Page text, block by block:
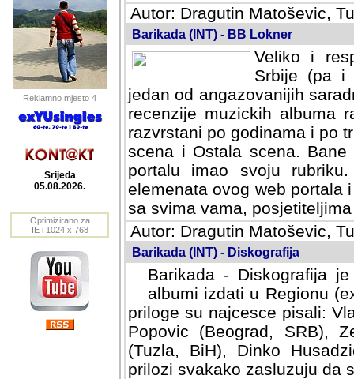
Reklamno mjesto 4
Srijeda
05.08.2026.
Optimizirano za
IE i 1024 x 768
Autor: Dragutin Matoševic,
Barikada (INT) - BB Lokner
Veliko i
Srbije (pa i
jedan od angazovanijih
recenzije muzickih albuma
razvrstani po godinama i po
scena i Ostala scena.
portalu imao svoju
elemenata ovog web portala
sa svima vama,
Autor: Dragutin Matoševic,
Barikada (INT) - Diskografija
Barikada - Diskografija
albumi izdati u Regionu
priloge su najcesce pisali:
Popovic (Beograd, SRB),
(Tuzla, BiH), Dinko
prilozi svakako zasluzuju da